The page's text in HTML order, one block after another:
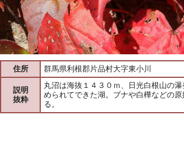
住所 群馬県利根郡片品村大字東小川
説明
抜粋
丸沼は海抜１４３０ｍ、日光白根山の
められてできた湖。ブナや白樺などの
る。